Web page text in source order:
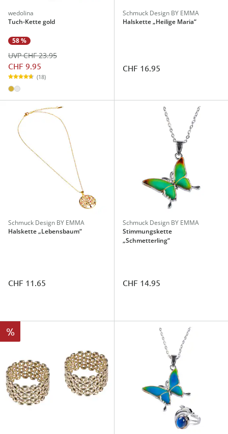
wedolina
Tuch-Kette gold
58 %
CHF 9.95
UVP CHF 23.95
(18)
Schmuck Design BY EMMA
Halskette „Heilige Maria“
CHF 16.95
Schmuck Design BY EMMA
Halskette „Lebensbaum“
CHF 11.65
Schmuck Design BY EMMA
Stimmungskette
„Schmetterling“
CHF 14.95
%